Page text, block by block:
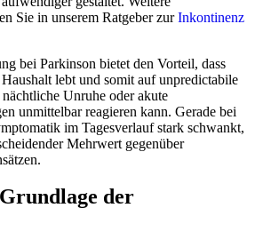
Sie in unserem Ratgeber zurInkontinenz
bei Parkinson bietet den Vorteil, dass
lebt und somit auf unpredictabile
Unruhe oder akute
unmittelbar reagieren kann. Gerade bei
im Tagesverlauf stark schwankt,
Mehrwert gegenüber
der